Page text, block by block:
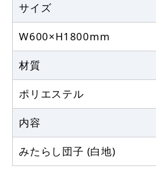
サイズ
W600×H1800mm
材質
ポリエステル
内容
みたらし団子 (白地)